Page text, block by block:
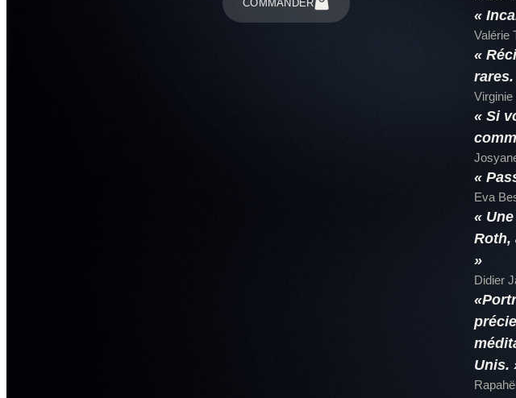
COMMANDER
«
Valérie
«
rares.
Virginie
« Si
«
Eva
«
Roth,
»
Didier
Unis.